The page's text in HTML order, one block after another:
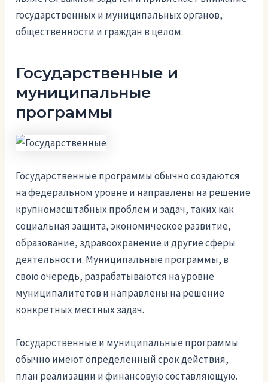
государственных и муниципальных органов,
общественности и граждан в целом.
Государственные и
муниципальные
программы
Государственные программы обычно создаются
на федеральном уровне и направлены на решение
крупномасштабных проблем и задач, таких как
социальная защита, экономическое развитие,
образование, здравоохранение и другие сферы
деятельности. Муниципальные программы, в
свою очередь, разрабатываются на уровне
муниципалитетов и направлены на решение
конкретных местных задач.
Государственные и муниципальные программы
обычно имеют определенный срок действия,
план реализации и финансовую составляющую.